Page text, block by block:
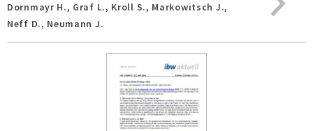
Dornmayr H., Graf L., Kroll S., Markowitsch J.,
Neff D., Neumann J.